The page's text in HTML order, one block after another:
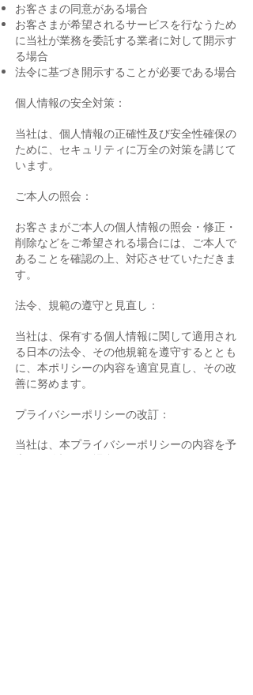
お客さまの同意がある場合
お客さまが希望されるサービスを行なうため
に当社が業務を委託する業者に対して開示す
る場合
法令に基づき開示することが必要である場合
個人情報の安全対策：
当社は、個人情報の正確性及び安全性確保の
ために、セキュリティに万全の対策を講じて
います。
ご本人の照会：
お客さまがご本人の個人情報の照会・修正・
削除などをご希望される場合には、ご本人で
あることを確認の上、対応させていただきま
す。
法令、規範の遵守と見直し：
当社は、保有する個人情報に関して適用され
る日本の法令、その他規範を遵守するととも
に、本ポリシーの内容を適宜見直し、その改
善に努めます。
プライバシーポリシーの改訂：
当社は、本プライバシーポリシーの内容を予
告なく改訂する場合があります。